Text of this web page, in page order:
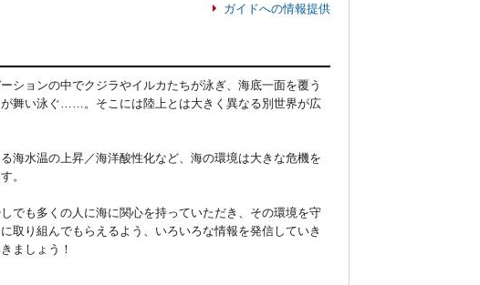
ガイドへの情報提供
ションの中でクジラやイルカたちが泳ぎ、海底一面を覆う
舞い泳ぐ……。そこには陸上とは大きく異なる別世界が広
海水温の上昇／海洋酸性化など、海の環境は大きな危機を
。
でも多くの人に海に関心を持っていただき、その環境を守
取り組んでもらえるよう、いろいろな情報を発信していき
ましょう！